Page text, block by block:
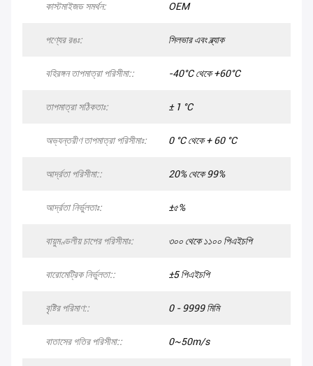
কাস্টমাইজড সমর্থন: OEM
পণ্যের রঙঃ: সিলভার এবং ব্ল্যাক
বহিরঙ্গন তাপমাত্রা পরিসীমা:: -40°C থেকে +60°C
তাপমাত্রা সঠিকতাঃ: ± 1 °C
অভ্যন্তরীণ তাপমাত্রা পরিসীমাঃ: 0 °C থেকে + 60 °C
আর্দ্রতা পরিসীমা:: 20% থেকে 99%
আর্দ্রতা নির্ভুলতাঃ: ±৫%
বায়ুমণ্ডলীয় চাপের পরিসীমাঃ: ৩০০ থেকে ১১০০ পিএইচপি
বারোমেট্রিক নির্ভুলতা:: ±5 পিএইচপি
বৃষ্টির পরিমাণ:: 0 - 9999 মিমি
বাতাসের গতির পরিসীমা:: 0~50m/s